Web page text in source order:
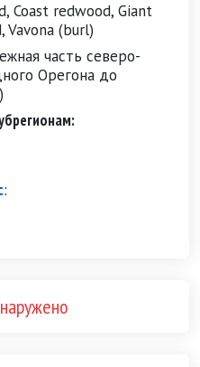
Coast redwood, Giant
Vavona (burl)
часть северо-
Орегона до
: